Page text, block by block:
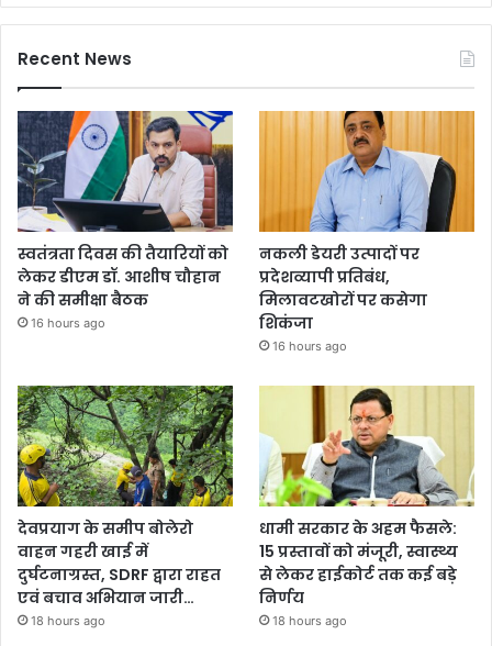
Recent News
स्वतंत्रता दिवस की तैयारियों को
लेकर डीएम डॉ. आशीष चौहान
ने की समीक्षा बैठक
16 hours ago
नकली डेयरी उत्पादों पर
प्रदेशव्यापी प्रतिबंध,
मिलावटखोरों पर कसेगा
शिकंजा
16 hours ago
देवप्रयाग के समीप बोलेरो
वाहन गहरी खाई में
दुर्घटनाग्रस्त, SDRF द्वारा राहत
एवं बचाव अभियान जारी…
18 hours ago
धामी सरकार के अहम फैसले:
15 प्रस्तावों को मंजूरी, स्वास्थ्य
से लेकर हाईकोर्ट तक कई बड़े
निर्णय
18 hours ago